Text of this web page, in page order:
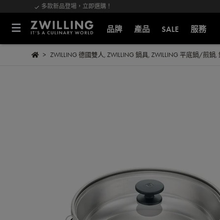
多款新品登場，立即選購！
品牌 產品 SALE 服務
ZWILLING 德國雙人, ZWILLING 鍋具, ZWILLING 平底鍋/煎鍋,